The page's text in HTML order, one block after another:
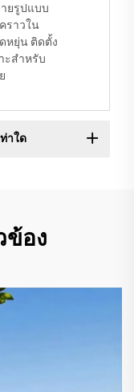
ยรูปแบบ
ราวใน
หยุ่น ติดตั้ง
ะสำหรับ
าใด
ข้อง